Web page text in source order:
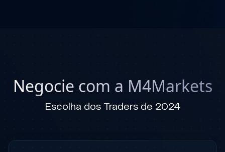
Negocie com a M4Markets
Escolha dos Traders de 2024